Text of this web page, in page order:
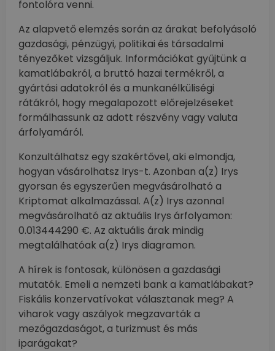
fontolóra venni.
Az alapvető elemzés során az árakat befolyásoló
gazdasági, pénzügyi, politikai és társadalmi
tényezőket vizsgáljuk. Információkat gyűjtünk a
kamatlábakról, a bruttó hazai termékről, a
gyártási adatokról és a munkanélküliségi
rátákról, hogy megalapozott előrejelzéseket
formálhassunk az adott részvény vagy valuta
árfolyamáról.
Konzultálhatsz egy szakértővel, aki elmondja,
hogyan vásárolhatsz Irys-t. Azonban a(z) Irys
gyorsan és egyszerűen megvásárolható a
Kriptomat alkalmazással. A(z) Irys azonnal
megvásárolható az aktuális Irys árfolyamon:
0.013444290 €. Az aktuális árak mindig
megtalálhatóak a(z) Irys diagramon.
A hírek is fontosak, különösen a gazdasági
mutatók. Emeli a nemzeti bank a kamatlábakat?
Fiskális konzervatívokat választanak meg? A
viharok vagy aszályok megzavarták a
mezőgazdaságot, a turizmust és más
iparágakat?